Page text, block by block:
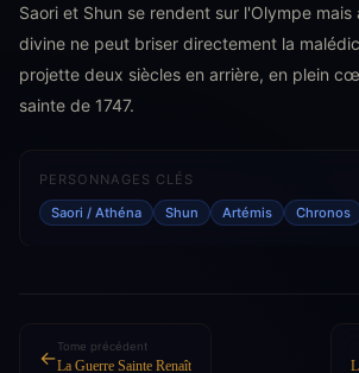
Saori et Shun se rendent sur l'Olympe mais
divine ne peut briser directement la
projette deux siècles en arrière, en plein
sainte de 1747.
PERSONNAGES CLÉS
Saori / Athéna Shun Artémis Chronos
←Tome précédent
La Guerre Sainte Renaît